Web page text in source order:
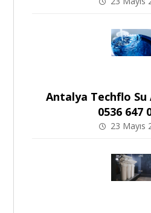
Antalya Techflo Su
0536 647
23 Mayıs